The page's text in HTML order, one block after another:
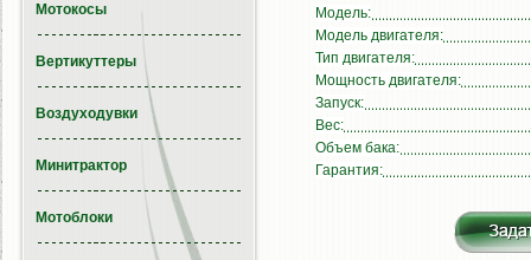
Модель:
Модель двигателя:
Тип двигателя:
Мощность двигателя:
Запуск:
Вес:
Объем бака:
Гарантия:
Мотокосы
Вертикуттеры
Воздуходувки
Минитрактор
Мотоблоки